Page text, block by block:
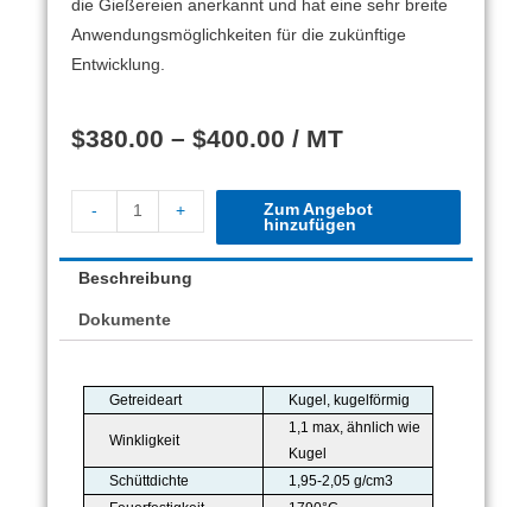
die Gießereien anerkannt und hat eine sehr breite
Anwendungsmöglichkeiten für die zukünftige
Entwicklung.
$380.00 – $400.00 / MT
- +
Zum Angebot
hinzufügen
Beschreibung
Dokumente
Getreideart Kugel, kugelförmig
Winkligkeit
1,1 max, ähnlich wie
Kugel
Schüttdichte
1,95-2,05 g/cm3